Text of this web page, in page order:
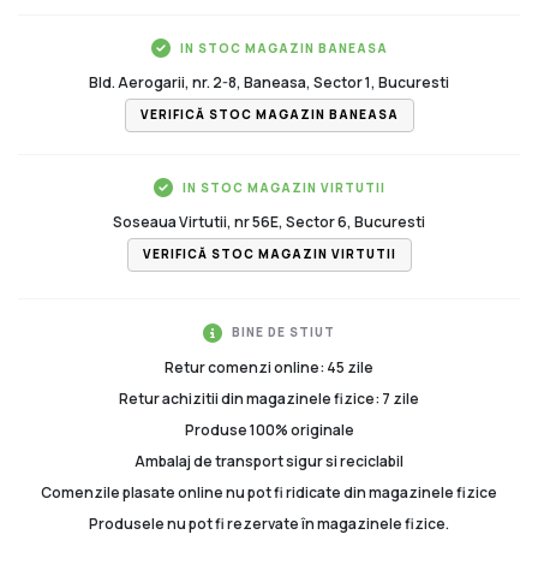
IN STOC MAGAZIN BANEASA
Bld. Aerogarii, nr. 2-8, Baneasa, Sector 1, Bucuresti
VERIFICĂ STOC MAGAZIN BANEASA
IN STOC MAGAZIN VIRTUTII
Soseaua Virtutii, nr 56E, Sector 6, Bucuresti
VERIFICĂ STOC MAGAZIN VIRTUTII
BINE DE STIUT
Retur comenzi online: 45 zile
Retur achizitii din magazinele fizice: 7 zile
Produse 100% originale
Ambalaj de transport sigur si reciclabil
Comenzile plasate online nu pot fi ridicate din magazinele fizice
Produsele nu pot fi rezervate în magazinele fizice.